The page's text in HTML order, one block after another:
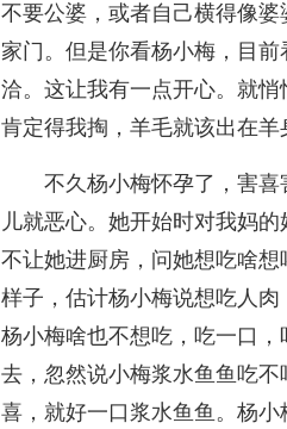
不要公婆，或者自己横得像
家门。但是你看杨小梅，目
洽。这让我有一点开心。就
肯定得我掏，羊毛就该出在羊
不久杨小梅怀孕了，害
儿就恶心。她开始时对我妈
不让她进厨房，问她想吃啥
样子，估计杨小梅说想吃人
杨小梅啥也不想吃，吃一口
去，忽然说小梅浆水鱼鱼吃
喜，就好一口浆水鱼鱼。杨